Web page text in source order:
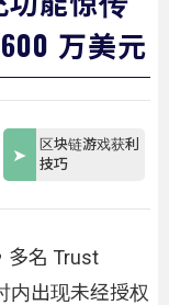
万美元
区块链游戏获利
技巧
多名 Trust
内出现未经授权